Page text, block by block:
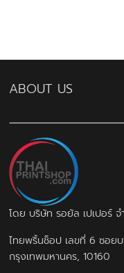
โปสการ์ด การ์ดแต่งงาน
ABOUT US
โดย บริษัท รอยัล เปเปอร์ จ
ไทยพริ้นช็อป เลขที่ 6 ซอย
กรุงเทพมหานคร, 10160